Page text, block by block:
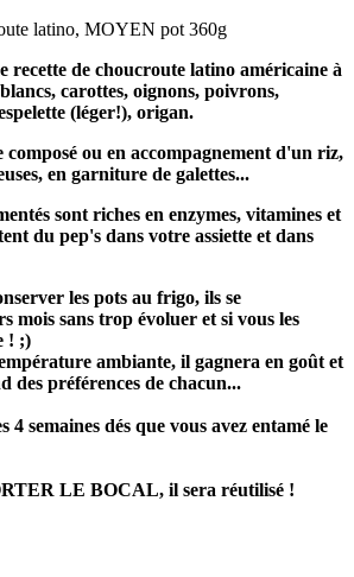
recette de choucroute latino américaine à
carottes, oignons, poivrons,
(léger!), origan.
composé ou en accompagnement d'un riz,
en garniture de galettes...
sont riches en enzymes, vitamines et
du pep's dans votre assiette et dans
les pots au frigo, ils se
mois sans trop évoluer et si vous les
! ;)
ambiante, il gagnera en goût et
des préférences de chacun...
4 semaines dés que vous avez entamé le
LE BOCAL, il sera réutilisé !